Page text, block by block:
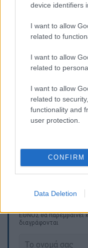
device identifiers
I want to allow
related to
I want to allow
related to
I want to allow
related to
functionality and
user protection.
CONFIRM
Data Deletion
Ωστόσο, η
με παλίρροια
νησί δεν
οπότε καλό
Αρκεστείτε
της. Και εάν
Σύβοτααπέχουν
Γραφική,
σίγουρο πως θα
ματιά…
ΕΘΝΟΣ θα παρεμβαίνει
διαγράφονται